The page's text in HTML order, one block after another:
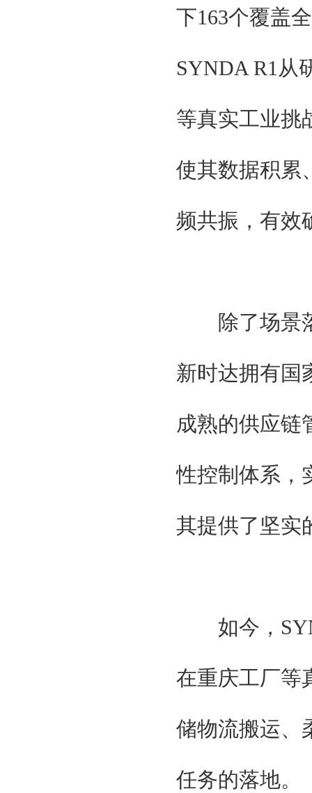
下163个覆盖
SYNDA R1从
等真实工业挑
使其数据积累
频共振，有效
除了场景落
新时达拥有国
成熟的供应链
性控制体系，
其提供了坚实
如今，
在重庆工厂等
储物流搬运、
任务的落地。